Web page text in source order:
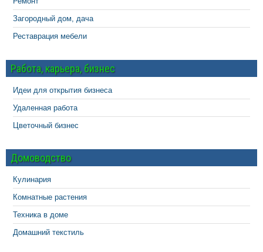
Загородный дом, дача
Реставрация мебели
Работа, карьера, бизнес
Идеи для открытия бизнеса
Удаленная работа
Цветочный бизнес
Домоводство
Кулинария
Комнатные растения
Техника в доме
Домашний текстиль